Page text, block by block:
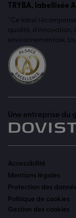
TRYBA, labellisée
*Ce label
qualité, d'innovation,
environnementale,
Une entreprise du
Accessibilité
Mentions légales
Protection des
Politique de cookies
Gestion des cookies